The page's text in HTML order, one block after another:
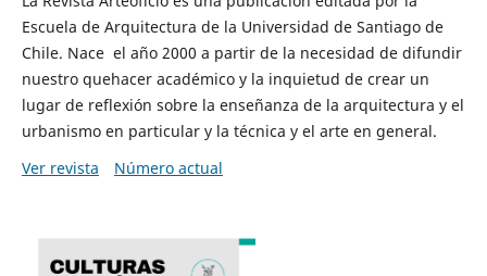
Escuela de Arquitectura de la Universidad de Santiago de
Chile. Nace el año 2000 a partir de la necesidad de difundir
nuestro quehacer académico y la inquietud de crear un
lugar de reflexión sobre la enseñanza de la arquitectura y el
urbanismo en particular y la técnica y el arte en general.
Ver revista
Número actual